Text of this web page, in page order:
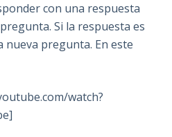
con una respuesta
Si la respuesta es
nueva pregunta. En este
watch?